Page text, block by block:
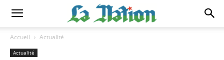
Accueil Actualité
Actualité